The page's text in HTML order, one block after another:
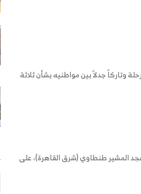
وتاركاً جدلاً بين مواطنيه بشأن ثلاثة
عسكرية، من مسجد المشير طنطاوي (شرق القاهرة)، على